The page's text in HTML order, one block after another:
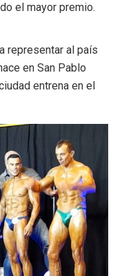
el mayor premio.
representar al país
en San Pablo
entrena en el